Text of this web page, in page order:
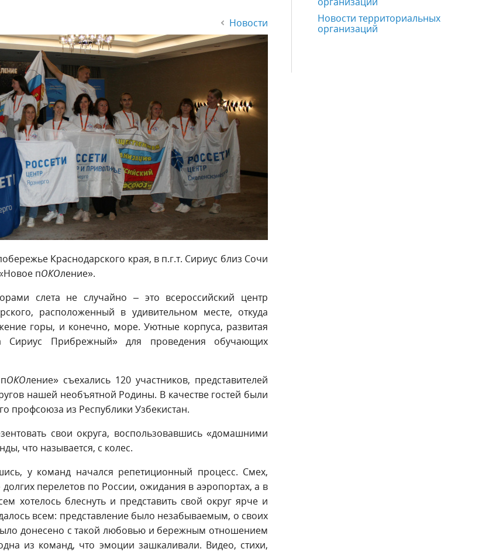
Новости
Краснодарского края, в п.г.т. Сириус близ Сочи
пОКОление».
слета не случайно – это всероссийский центр
расположенный в удивительном месте, откуда
горы, и конечно, море. Уютные корпуса, развитая
Сириус Прибрежный» для проведения обучающих
ОКОление» съехались 120 участников, представителей
нашей необъятной Родины. В качестве гостей были
профсоюза из Республики Узбекистан.
свои округа, воспользовавшись «домашними
что называется, с колес.
у команд начался репетиционный процесс. Смех,
перелетов по России, ожидания в аэропортах, а в
хотелось блеснуть и представить свой округ ярче и
всем: представление было незабываемым, о своих
донесено с такой любовью и бережным отношением
из команд, что эмоции зашкаливали. Видео, стихи,
Новости территориальных
организаций